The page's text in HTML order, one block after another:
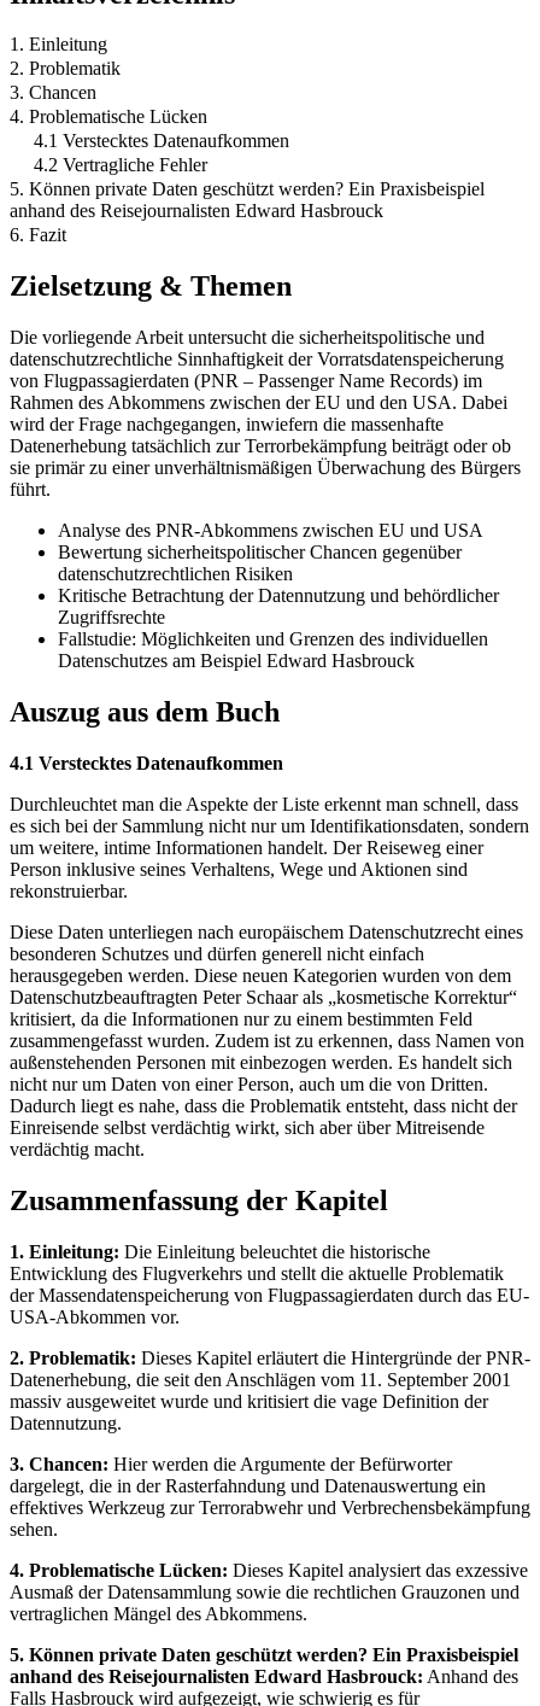
1. Einleitung
2. Problematik
3. Chancen
4. Problematische Lücken
4.1 Verstecktes Datenaufkommen
4.2 Vertragliche Fehler
5. Können private Daten geschützt werden? Ein Praxisbeispiel
anhand des Reisejournalisten Edward Hasbrouck
6. Fazit
Zielsetzung & Themen
Die vorliegende Arbeit untersucht die sicherheitspolitische und
datenschutzrechtliche Sinnhaftigkeit der Vorratsdatenspeicherung
von Flugpassagierdaten (PNR – Passenger Name Records) im
Rahmen des Abkommens zwischen der EU und den USA. Dabei
wird der Frage nachgegangen, inwiefern die massenhafte
Datenerhebung tatsächlich zur Terrorbekämpfung beiträgt oder ob
sie primär zu einer unverhältnismäßigen Überwachung des Bürgers
führt.
Analyse des PNR-Abkommens zwischen EU und USA
Bewertung sicherheitspolitischer Chancen gegenüber
datenschutzrechtlichen Risiken
Kritische Betrachtung der Datennutzung und behördlicher
Zugriffsrechte
Fallstudie: Möglichkeiten und Grenzen des individuellen
Datenschutzes am Beispiel Edward Hasbrouck
Auszug aus dem Buch
4.1 Verstecktes Datenaufkommen
Durchleuchtet man die Aspekte der Liste erkennt man schnell, dass
es sich bei der Sammlung nicht nur um Identifikationsdaten, sondern
um weitere, intime Informationen handelt. Der Reiseweg einer
Person inklusive seines Verhaltens, Wege und Aktionen sind
rekonstruierbar.
Diese Daten unterliegen nach europäischem Datenschutzrecht eines
besonderen Schutzes und dürfen generell nicht einfach
herausgegeben werden. Diese neuen Kategorien wurden von dem
Datenschutzbeauftragten Peter Schaar als „kosmetische Korrektur“
kritisiert, da die Informationen nur zu einem bestimmten Feld
zusammengefasst wurden. Zudem ist zu erkennen, dass Namen von
außenstehenden Personen mit einbezogen werden. Es handelt sich
nicht nur um Daten von einer Person, auch um die von Dritten.
Dadurch liegt es nahe, dass die Problematik entsteht, dass nicht der
Einreisende selbst verdächtig wirkt, sich aber über Mitreisende
verdächtig macht.
Zusammenfassung der Kapitel
1. Einleitung: Die Einleitung beleuchtet die historische
Entwicklung des Flugverkehrs und stellt die aktuelle Problematik
der Massendatenspeicherung von Flugpassagierdaten durch das EU-
USA-Abkommen vor.
2. Problematik: Dieses Kapitel erläutert die Hintergründe der PNR-
Datenerhebung, die seit den Anschlägen vom 11. September 2001
massiv ausgeweitet wurde und kritisiert die vage Definition der
Datennutzung.
3. Chancen: Hier werden die Argumente der Befürworter
dargelegt, die in der Rasterfahndung und Datenauswertung ein
effektives Werkzeug zur Terrorabwehr und Verbrechensbekämpfung
sehen.
4. Problematische Lücken: Dieses Kapitel analysiert das exzessive
Ausmaß der Datensammlung sowie die rechtlichen Grauzonen und
vertraglichen Mängel des Abkommens.
5. Können private Daten geschützt werden? Ein Praxisbeispiel
anhand des Reisejournalisten Edward Hasbrouck: Anhand des
Falls Hasbrouck wird aufgezeigt, wie schwierig es für